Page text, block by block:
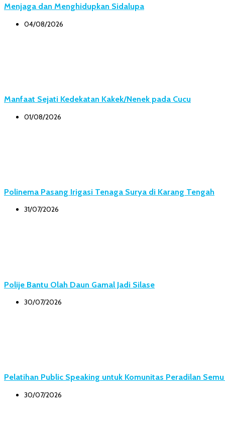
Menjaga dan Menghidupkan Sidalupa
04/08/2026
Manfaat Sejati Kedekatan Kakek/Nenek pada Cucu
01/08/2026
Polinema Pasang Irigasi Tenaga Surya di Karang Tengah
31/07/2026
Polije Bantu Olah Daun Gamal Jadi Silase
30/07/2026
Pelatihan Public Speaking untuk Komunitas Peradilan
30/07/2026